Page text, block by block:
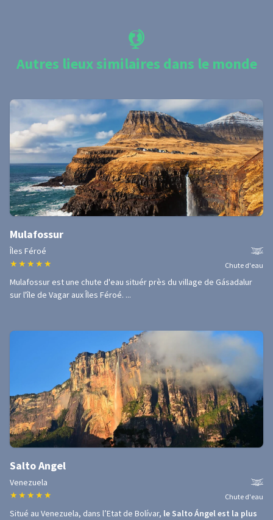
Autres lieux similaires dans le monde
Mulafossur
Îles Féroé
★ ★ ★ ★ ★ Chute d'eau
Mulafossur est une chute d'eau situér près du village de Gásadalur
sur l'île de Vagar aux Îles Féroé. ...
Salto Angel
Venezuela
★ ★ ★ ★ ★ Chute d'eau
Situé au Venezuela, dans l’Etat de Bolívar, le Salto Ángel est la plus